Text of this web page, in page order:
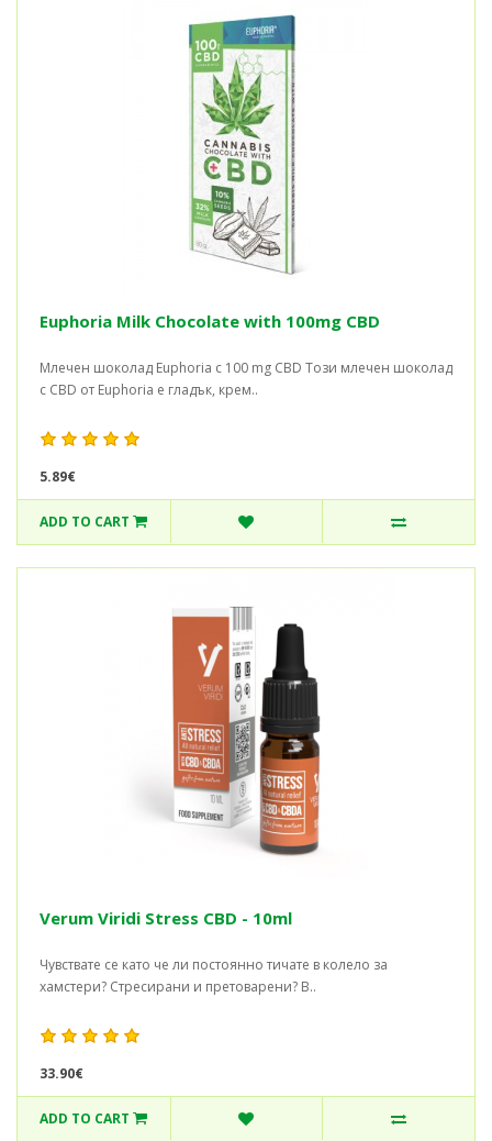
Euphoria Milk Chocolate with 100mg CBD
Млечен шоколад Euphoria с 100 mg CBD Този млечен шоколад
с CBD от Euphoria е гладък, крем..
5.89€
ADD TO CART
Verum Viridi Stress CBD - 10ml
Чувствате се като че ли постоянно тичате в колело за
хамстери? Стресирани и претоварени? В..
33.90€
ADD TO CART